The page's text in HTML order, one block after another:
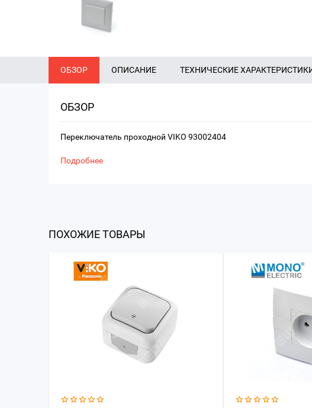
ОБЗОР ОПИСАНИЕ ТЕХНИЧЕСКИЕ
ОБЗОР
Переключатель проходной VIKO 93002404
Подробнее
ПОХОЖИЕ ТОВАРЫ